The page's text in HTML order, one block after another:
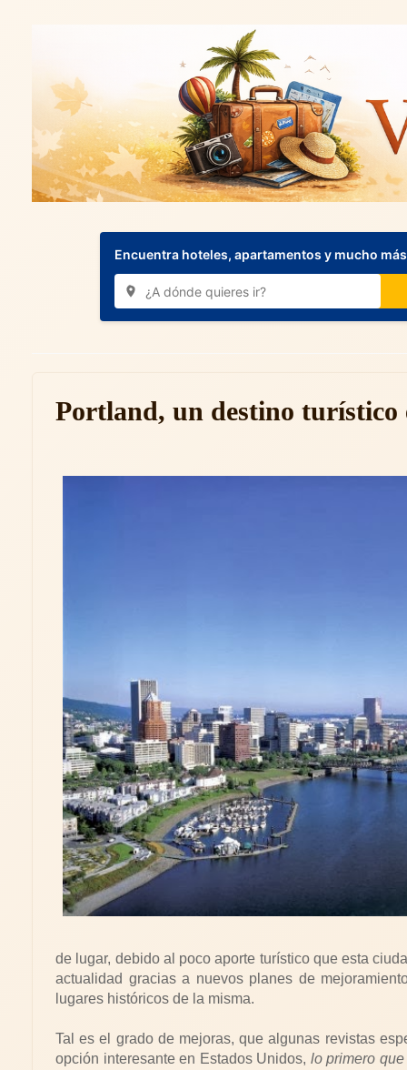
Encuentra hoteles, apartamentos y mucho
Portland, un destino turístico
de lugar, debido al poco aporte turístico que esta
actualidad gracias a nuevos planes de
lugares históricos de la misma.
Tal es el grado de mejoras, que algunas revistas
opción interesante en Estados Unidos, lo primero